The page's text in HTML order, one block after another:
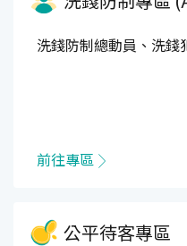
洗錢防制總動員、洗
前往專區
公平待客專區